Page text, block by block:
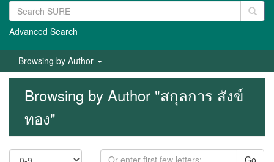
Advanced Search
Browsing by Author
Browsing by Author "สกุลการ สังข์
ทอง"
Go